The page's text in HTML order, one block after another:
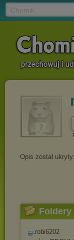
Opis został ukryty.
Foldery
robi6202